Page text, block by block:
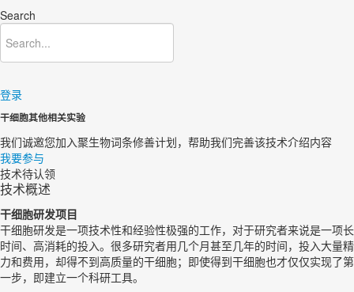
Search
登录
干细胞其他相关实验
我们诚邀您加入聚生物词条修善计划，帮助我们完善该技术介绍内容​
我要参与
技术待认领
技术概述
干细胞研发项目
干细胞研发是一项技术性和经验性极强的工作，对于研究者来说是一项长
时间、高消耗的投入。很多研究者用几个月甚至几年的时间，投入大量精
力和费用，却得不到高质量的干细胞；即使得到干细胞也才仅仅实现了第
一步，即建立一个科研工具。